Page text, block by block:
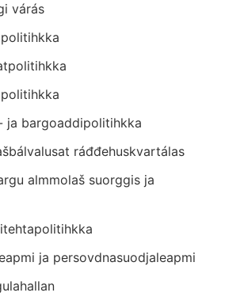
várás
ja bargoaddipolitihkka
ráđđehuskvartálas
almmolaš suorggis ja
ja persovdnasuodjaleapmi